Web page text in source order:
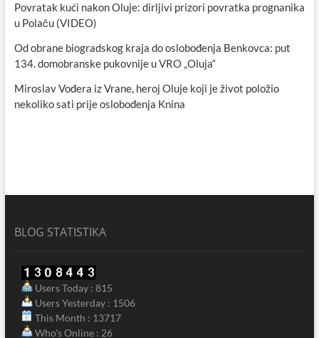
Povratak kući nakon Oluje: dirljivi prizori povratka prognanika
u Polaču (VIDEO)
Od obrane biogradskog kraja do oslobođenja Benkovca: put
134. domobranske pukovnije u VRO „Oluja“
Miroslav Vođera iz Vrane, heroj Oluje koji je život položio
nekoliko sati prije oslobođenja Knina
BLOG STATISTIKA
Users Today : 815
Users Yesterday : 1506
This Month : 13717
Who's Online : 26